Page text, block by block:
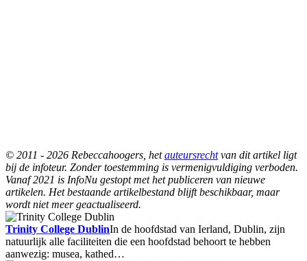
© 2011 - 2026 Rebeccahoogers, hetauteursrechtvan dit artikel ligt
bij de infoteur. Zonder toestemming is vermenigvuldiging verboden.
Vanaf 2021 is InfoNu gestopt met het publiceren van nieuwe
artikelen. Het bestaande artikelbestand blijft beschikbaar, maar
wordt niet meer geactualiseerd.
Trinity College DublinIn de hoofdstad van Ierland, Dublin, zijn
natuurlijk alle faciliteiten die een hoofdstad behoort te hebben
aanwezig: musea, kathed…